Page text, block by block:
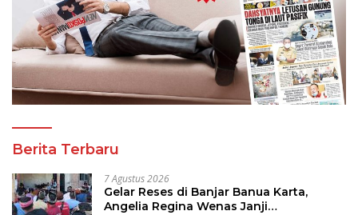
Berita Terbaru
7 Agustus 2026
Gelar Reses di Banjar Banua Karta,
Angelia Regina Wenas Janji